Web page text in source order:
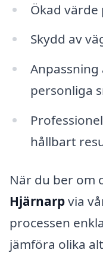
Ökad
Skydd av
personliga
hållbart
När du ber om
Hjärnarpvia
processen
jämföra olika